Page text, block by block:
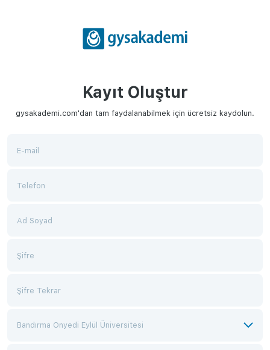
Kayıt Oluştur
gysakademi.com'dan tam faydalanabilmek için ücretsiz kaydolun.